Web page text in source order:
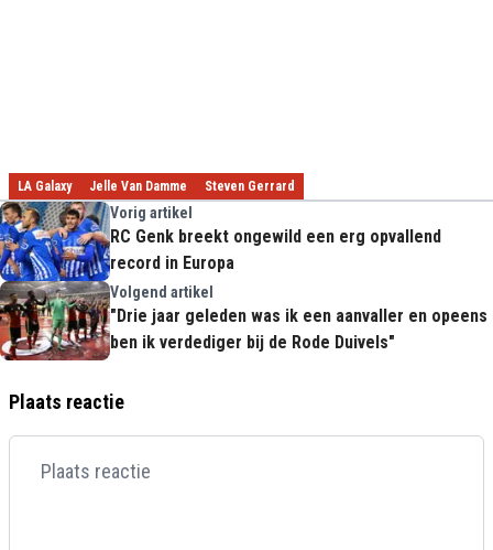
LA Galaxy Jelle Van Damme Steven Gerrard
Vorig artikel
RC Genk breekt ongewild een erg opvallend
record in Europa
Volgend artikel
"Drie jaar geleden was ik een aanvaller en opeens
ben ik verdediger bij de Rode Duivels"
Plaats reactie